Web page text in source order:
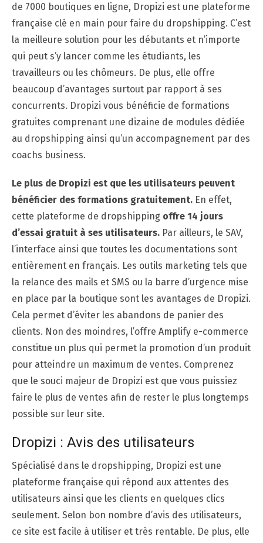
de 7000 boutiques en ligne, Dropizi est une plateforme
française clé en main pour faire du dropshipping. C’est
la meilleure solution pour les débutants et n’importe
qui peut s’y lancer comme les étudiants, les
travailleurs ou les chômeurs. De plus, elle offre
beaucoup d’avantages surtout par rapport à ses
concurrents. Dropizi vous bénéficie de formations
gratuites comprenant une dizaine de modules dédiée
au dropshipping ainsi qu’un accompagnement par des
coachs business.
Le plus de Dropizi est que les utilisateurs peuvent
bénéficier des formations gratuitement. En effet,
cette plateforme de dropshipping offre 14 jours
d’essai gratuit à ses utilisateurs. Par ailleurs, le SAV,
l’interface ainsi que toutes les documentations sont
entièrement en français. Les outils marketing tels que
la relance des mails et SMS ou la barre d’urgence mise
en place par la boutique sont les avantages de Dropizi.
Cela permet d’éviter les abandons de panier des
clients. Non des moindres, l’offre Amplify e-commerce
constitue un plus qui permet la promotion d’un produit
pour atteindre un maximum de ventes. Comprenez
que le souci majeur de Dropizi est que vous puissiez
faire le plus de ventes afin de rester le plus longtemps
possible sur leur site.
Dropizi : Avis des utilisateurs
Spécialisé dans le dropshipping, Dropizi est une
plateforme française qui répond aux attentes des
utilisateurs ainsi que les clients en quelques clics
seulement. Selon bon nombre d’avis des utilisateurs,
ce site est facile à utiliser et très rentable. De plus, elle